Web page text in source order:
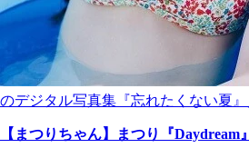
のデジタル写真集『忘れたくない夏
【まつりちゃん】まつり『Daydream